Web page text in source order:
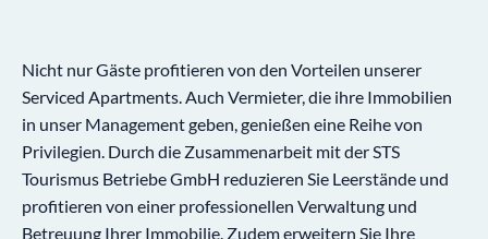
Nicht nur Gäste profitieren von den Vorteilen unserer
Serviced Apartments. Auch Vermieter, die ihre Immobilien
in unser Management geben, genießen eine Reihe von
Privilegien. Durch die Zusammenarbeit mit der STS
Tourismus Betriebe GmbH reduzieren Sie Leerstände und
profitieren von einer professionellen Verwaltung und
Betreuung Ihrer Immobilie. Zudem erweitern Sie Ihre